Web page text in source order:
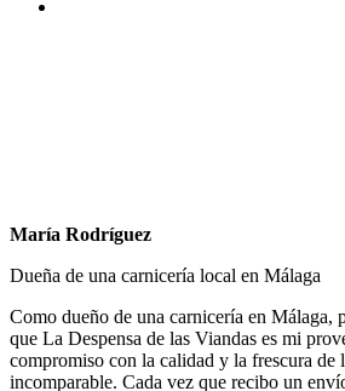
María Rodríguez
Dueña de una carnicería local en Málaga
Como dueño de una carnicería en Málaga,
que La Despensa de las Viandas es mi
compromiso con la calidad y la frescura de
incomparable. Cada vez que recibo un